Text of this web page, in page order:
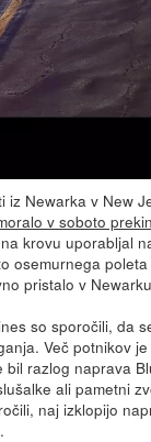
iz Newarka v New
v soboto
krovu uporabljal
osemurnega
pristalo v
so sporočili, da
Več potnikov
razlog naprava
ali pametni
naj izklopijo